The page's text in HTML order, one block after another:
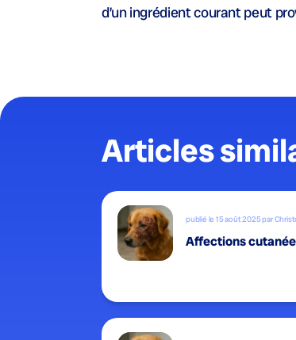
d’un ingrédient courant peut
Articles
publié le 15 août 2025 par
Affections